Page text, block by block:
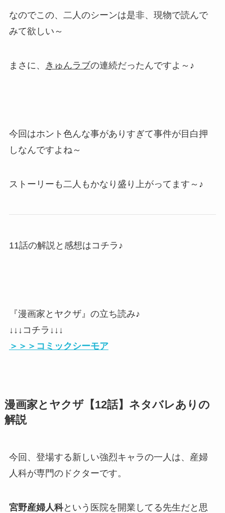
なのでこの、二人のシーンは是非、現物で読んで
みて欲しい～
まさに、 きゅんラブの連続だったんですよ～♪
今回はホント色んな事がありすぎて事件が目白押
しなんですよね～
ストーリーも二人もかなり盛り上がってます～♪
11話の解説と感想はコチラ♪
『漫画家とヤクザ』の立ち読み♪
↓↓↓コチラ↓↓↓
＞＞＞コミックシーモア
漫画家とヤクザ【12話】ネタバレありの
解説
今回、登場する新しい強烈キャラの一人は、産婦
人科が専門のドクターです。
宮野産婦人科という医院を開業してる先生だと思